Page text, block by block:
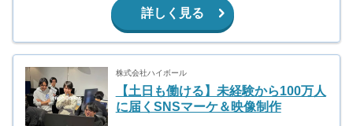
詳しく見る
株式会社ハイボール
【土日も働ける】未経験から100万人
に届くSNSマーケ＆映像制作